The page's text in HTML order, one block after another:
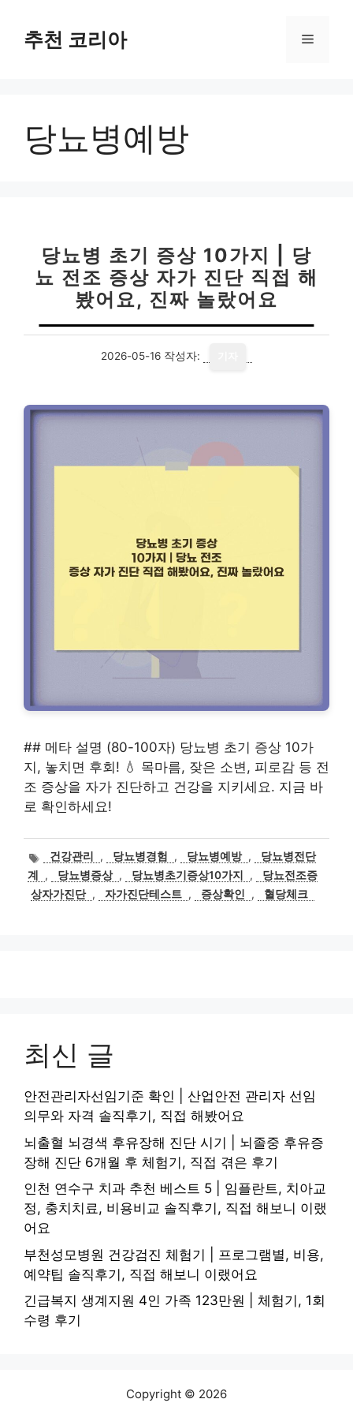
추천 코리아 메
당뇨병예방
당뇨병 초기 증상 10가지 | 당
뇨 전조 증상 자가 진단 직접 해
봤어요, 진짜 놀랐어요
2026-05-16 작성자:
## 메타 설명 (80-100자) 당뇨병 초기 증상 10가
지, 놓치면 후회! 💧 목마름, 잦은 소변, 피로감 등 전
조 증상을 자가 진단하고 건강을 지키세요. 지금 바
로 확인하세요!
태건강관리 , 당뇨병경험 , 당뇨병예방 ,
당뇨병전단
계
, 당뇨병증상 , 당뇨병초기증상10가지 ,
당뇨전조증
상자가진단 , 자가진단테스트 , 증상확인 , 혈당체크
최신 글
안전관리자선임기준 확인 | 산업안전 관리자 선임
의무와 자격 솔직후기, 직접 해봤어요
뇌출혈 뇌경색 후유장해 진단 시기 | 뇌졸중 후유증
장해 진단 6개월 후 체험기, 직접 겪은 후기
인천 연수구 치과 추천 베스트 5 | 임플란트, 치아교
정, 충치치료, 비용비교 솔직후기, 직접 해보니 이랬
어요
부천성모병원 건강검진 체험기 | 프로그램별, 비용,
예약팁 솔직후기, 직접 해보니 이랬어요
긴급복지 생계지원 4인 가족 123만원 | 체험기, 1회
수령 후기
Copyright © 2026